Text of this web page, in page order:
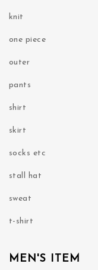
knit
one piece
outer
pants
shirt
skirt
socks etc
stall hat
sweat
t-shirt
MEN'S ITEM